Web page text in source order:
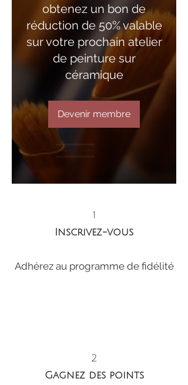
obtenez un bon de
réduction de 50% valable
sur votre prochain atelier
de peinture sur
céramique
Devenir membre
1
Inscrivez-vous
Adhérez au programme de fidélité
2
Gagnez des points